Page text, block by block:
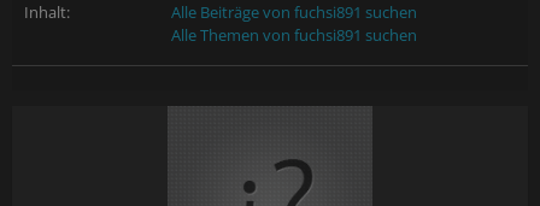
Inhalt:
Alle Beiträge von fuchsi891 suchen
Alle Themen von fuchsi891 suchen